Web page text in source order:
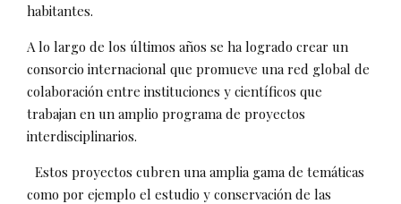
habitantes.
A lo largo de los últimos años se ha logrado crear un
consorcio internacional que promueve una red global de
colaboración entre instituciones y científicos que
trabajan en un amplio programa de proyectos
interdisciplinarios.
Estos proyectos cubren una amplia gama de temáticas
como por ejemplo el estudio y conservación de las